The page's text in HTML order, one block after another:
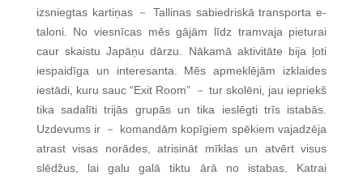
izsniegtas kartiņas －
Tallinas sabiedriskā transporta e-
taloni. No viesnīcas mēs gājām līdz tramvaja pieturai
caur skaistu Japāņu dārzu. Nākamā aktivitāte bija ļoti
iespaidīga un interesanta. Mēs apmeklējām izklaides
iestādi, kuru sauc “Exit Room” － tur skolēni, jau iepriekš
tika sadalīti trijās grupās un tika ieslēgti trīs istabās.
Uzdevums ir －
komandām kopīgiem spēkiem vajadzēja
atrast visas norādes, atrisināt mīklas un atvērt visus
slēdžus, lai galu galā tiktu ārā no istabas. Katrai